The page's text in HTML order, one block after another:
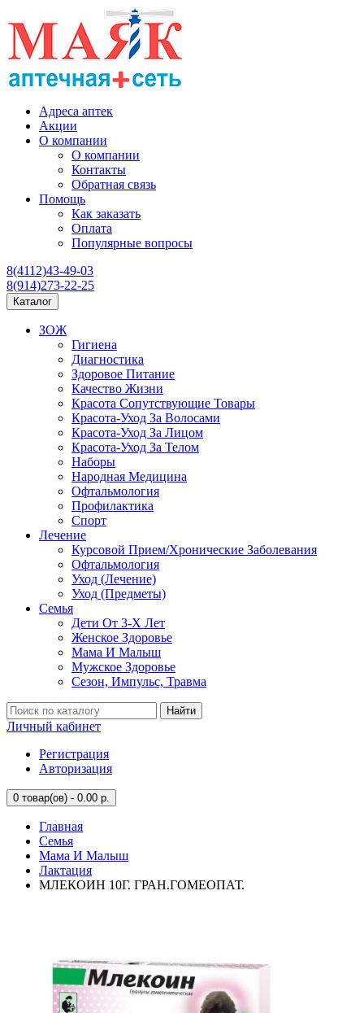
Адреса аптек
Акции
О компании
О компании
Контакты
Обратная связь
Помощь
Как заказать
Оплата
Популярные вопросы
8(4112)43-49-03
8(914)273-22-25
Каталог
ЗОЖ
Гигиена
Диагностика
Здоровое Питание
Качество Жизни
Красота Сопутствующие Товары
Красота-Уход За Волосами
Красота-Уход За Лицом
Красота-Уход За Телом
Наборы
Народная Медицина
Офтальмология
Профилактика
Спорт
Лечение
Курсовой Прием/Хронические Заболевания
Офтальмология
Уход (Лечение)
Уход (Предметы)
Семья
Дети От 3-Х Лет
Женское Здоровье
Мама И Малыш
Мужское Здоровье
Сезон, Импульс, Травма
Найти
Личный кабинет
Регистрация
Авторизация
0 товар(ов) - 0.00 р.
Главная
Семья
Мама И Малыш
Лактация
МЛЕКОИН 10Г. ГРАН.ГОМЕОПАТ.